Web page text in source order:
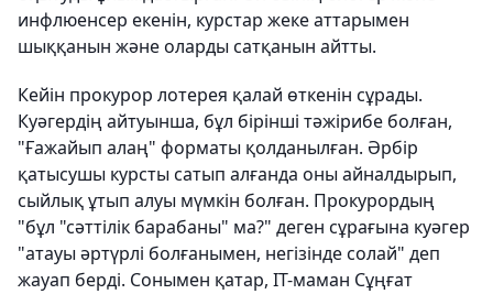
инфлюенсер екенін, курстар жеке аттарымен
шыққанын және оларды сатқанын айтты.
Кейін прокурор лотерея қалай өткенін сұрады.
Куәгердің айтуынша, бұл бірінші тәжірибе болған,
"Ғажайып алаң" форматы қолданылған. Әрбір
қатысушы курсты сатып алғанда оны айналдырып,
сыйлық ұтып алуы мүмкін болған. Прокурордың
"бұл "сәттілік барабаны" ма?" деген сұрағына куәгер
"атауы әртүрлі болғанымен, негізінде солай" деп
жауап берді. Сонымен қатар, IT-маман Сұңғат